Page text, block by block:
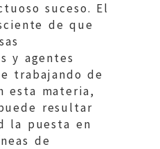
suceso. El
de que
y agentes
trabajando de
esta materia,
resultar
la puesta en
de